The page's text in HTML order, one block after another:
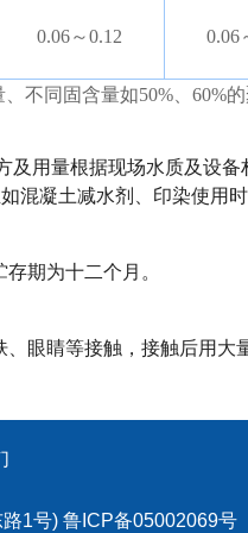
0.06～0.12 0.06
不同固含量如50%、60%的
及用量根据现场水质及设备
混凝土减水剂、印染使用
期为十二个月。
眼睛等接触，接触后用大
1号) 鲁ICP备05002069号